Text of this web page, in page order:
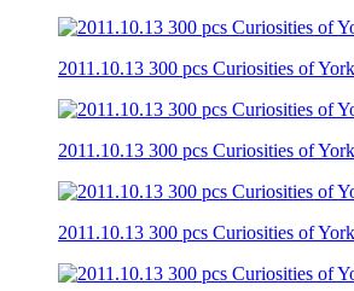
2011.10.13 300 pcs Curiosities of
2011.10.13 300 pcs Curiosities of
2011.10.13 300 pcs Curiosities of